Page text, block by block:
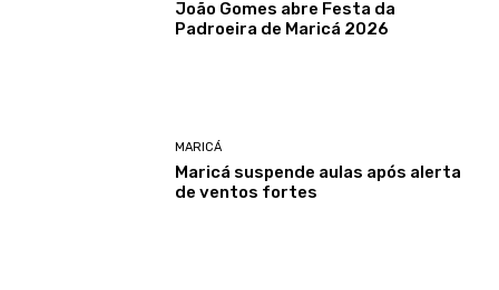
João Gomes abre Festa da
Padroeira de Maricá 2026
MARICÁ
Maricá suspende aulas após alerta
de ventos fortes